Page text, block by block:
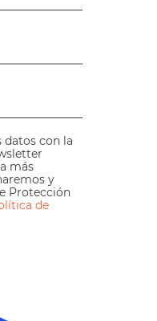
datos con la
más
y
Protección
de